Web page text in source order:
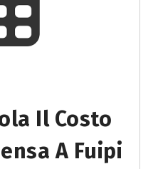
Il Costo
A Fuipi